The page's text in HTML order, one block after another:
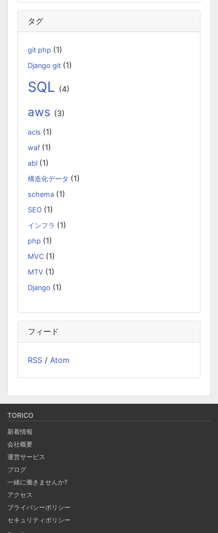
で何でもできるNotionで購入した本、これから発売する本
の管理をしてみる。 Notion APIを使えば自作アプリとの連
携も可能に！？
重複コンテンツは味方ではない
検索エンジンの上位にサイト情報が表示されるということ
げてしまう重複コンテンツを軽減することも重要な課題の
一つだといえます。
Microsoftの法人向けプランを導入した
トの個人アカウントに切り替えました。
Django Channels で Websocket を扱い、ホワイト
ボードみたいなのを作るチュートリアル
2024-09-17
Django Channels の機能を使って、簡易的な複数人お絵か
ラム） 他のクライアントの操作を、WebSocket を使って
のようなものを作ります。
やりがちなパジネーションドリフトの失敗例と対策
1000件程度づつループする時、処理内容によっては全件走
査されずに漏れが発生する場合があります。その内容の説
明と解決方法を書いています。
Djangoのユニットテストで複数のモックを同時に扱
う時は ExitStack でまとめると良い
2024-06-27
Django のユニットテストで複数のモックを同時に扱う時に
便利な contextlib の ExitStack を紹介します。コードを記
タグ
git php (1)
Django git (1)
SQL (4)
aws (3)
acls (1)
waf (1)
abl (1)
構造化データ (1)
schema (1)
SEO (1)
インフラ (1)
php (1)
MVC (1)
MTV (1)
Django (1)
フィード
RSS / Atom
TORICO
新着情報
会社概要
運営サービス
ブログ
一緒に働きませんか?
アクセス
プライバシーポリシー
セキュリティポリシー